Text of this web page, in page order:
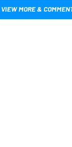
VIEW MORE &